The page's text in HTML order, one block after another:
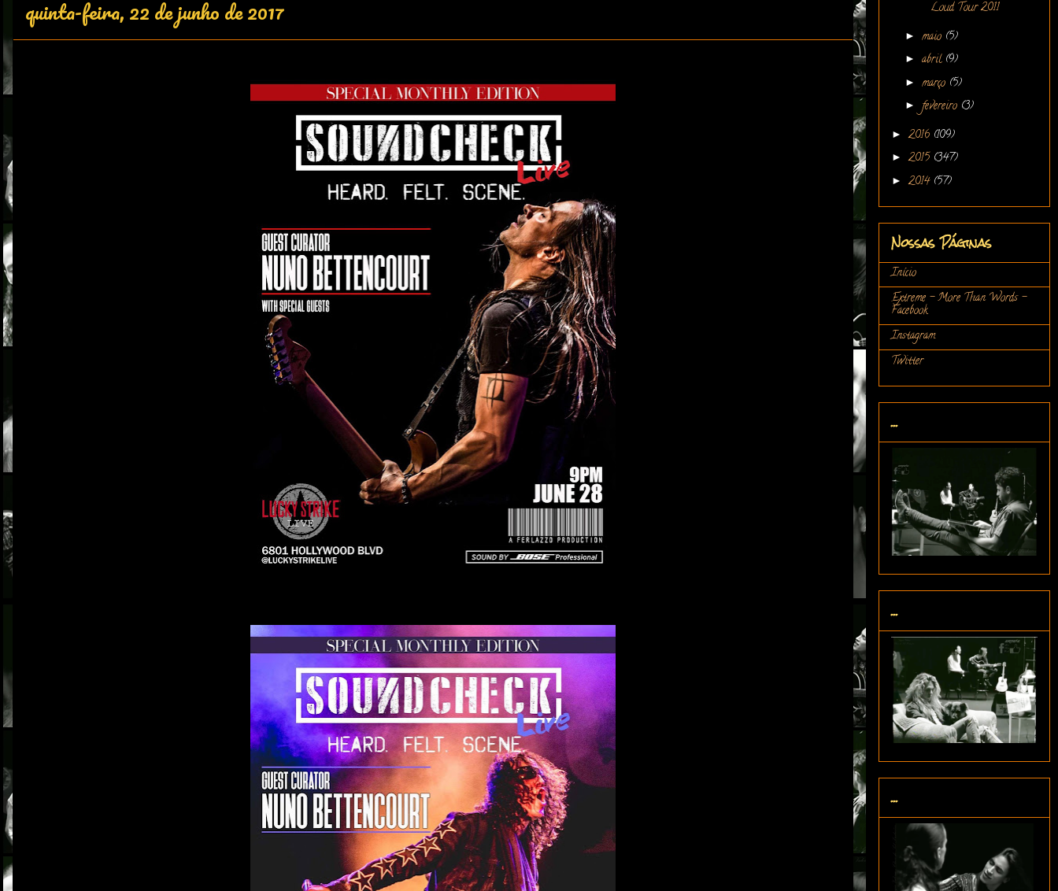
quinta-feira, 22 de junho de 2017 Loud Tour 2011
► maio (5)
► abril (9)
► março (5)
► fevereiro (3)
► 2016 (109)
► 2015 (347)
► 2014 (57)
Nossas Páginas
Início
Extreme - More Than Words -
Facebook
Instagram
Twitter
...
...
...